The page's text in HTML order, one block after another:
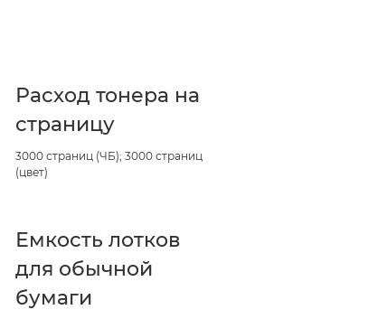
Расход тонера на
страницу
3000 страниц (ЧБ); 3000 страниц
(цвет)
Емкость лотков
для обычной
бумаги